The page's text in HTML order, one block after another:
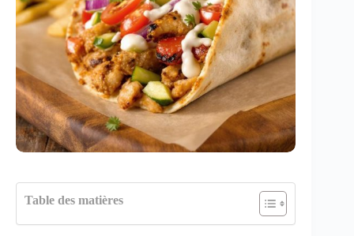
Table des matières